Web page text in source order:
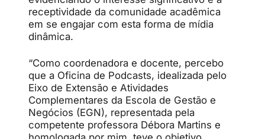
receptividade da comunidade acadêmica
em se engajar com esta forma de mídia
dinâmica.
“Como coordenadora e docente, percebo
que a Oficina de Podcasts, idealizada pelo
Eixo de Extensão e Atividades
Complementares da Escola de Gestão e
Negócios (EGN), representada pela
competente professora Débora Martins e